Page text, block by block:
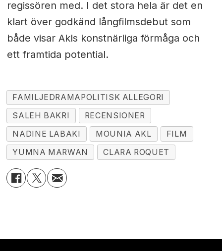
regissören med. I det stora hela är det en
klart över godkänd långfilmsdebut som
både visar Akls konstnärliga förmåga och
ett framtida potential.
FAMILJEDRAMAPOLITISK ALLEGORI
SALEH BAKRI
RECENSIONER
NADINE LABAKI
MOUNIA AKL
FILM
YUMNA MARWAN
CLARA ROQUET